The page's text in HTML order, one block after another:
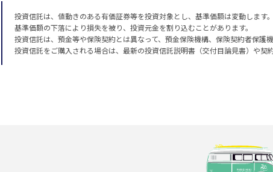
投資信託は、値動きのある有価証券等を投資対象とし、基準価額は変動します
基準価額の下落により損失を被り、投資元金を割り込むことがあります。
投資信託は、預金等や保険契約とは異なって、預金保険機構、保険契約者保護
投資信託をご購入される場合は、最新の投資信託説明書（交付目論見書）や契